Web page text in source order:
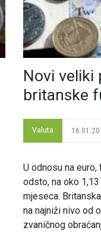
Novi veliki
britanske
Valuta
U odnosu na
odsto, na oko
mjeseca.
na najniži nivo od
zvaničnog